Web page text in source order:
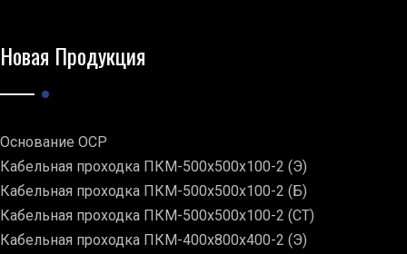
Новая Продукция
Основание ОСР
Кабельная проходка ПКМ-500х500х100-2 (Э)
Кабельная проходка ПКМ-500х500х100-2 (Б)
Кабельная проходка ПКМ-500х500х100-2 (СТ)
Кабельная проходка ПКМ-400х800х400-2 (Э)